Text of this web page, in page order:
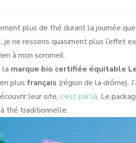
plus de thé durant la journée
je ne ressens quasiment plus l’effet
à mon sommeil.
la marque bio certifiée équitable
plus français (région de la drôme).
leur site, c’est par là. Le
thé traditionnelle.